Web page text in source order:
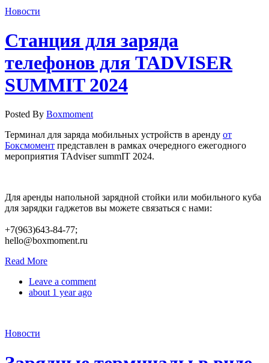
Новости
Станция для заряда
телефонов для TADVISER
SUMMIT 2024
Posted By Boxmoment
Терминал для заряда мобильных устройств в аренду от
Боксмомент представлен в рамках очередного ежегодного
мероприятия TAdviser summIT 2024.
Для аренды напольной зарядной стойки или мобильного куба
для зарядки гаджетов вы можете связаться с нами:
+7(963)643-84-77;
hello@boxmoment.ru
Read More
Leave a comment
about 1 year ago
Новости